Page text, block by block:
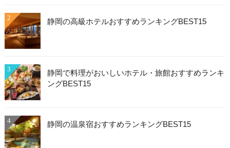
2 静岡の高級ホテルおすすめランキングBEST15
3
静岡で料理がおいしいホテル・旅館おすすめランキ
ングBEST15
4 静岡の温泉宿おすすめランキングBEST15